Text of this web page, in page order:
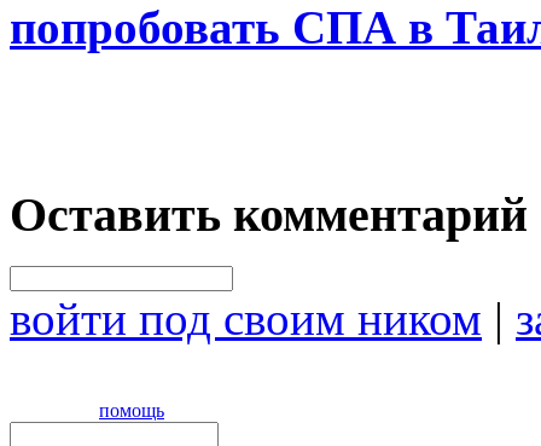
попробовать СПА в
Оставить комментарий
войти под своим ником |
помощь